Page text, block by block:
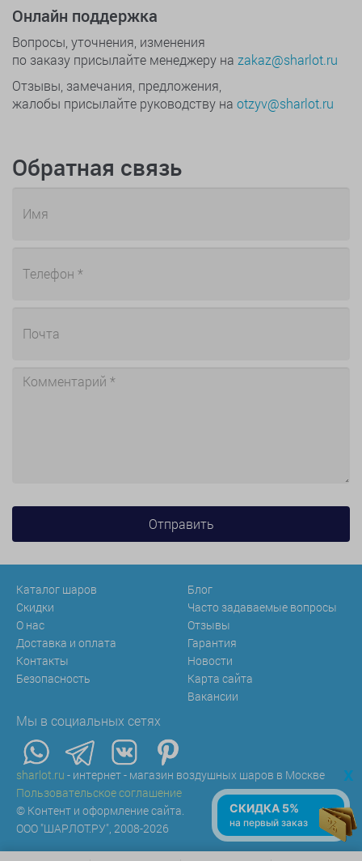
Онлайн поддержка
Вопросы, уточнения, изменения
по заказу присылайте менеджеру на zakaz@sharlot.ru
Отзывы, замечания, предложения,
жалобы присылайте руководству на otzyv@sharlot.ru
Обратная связь
Каталог шаров
Скидки
О нас
Доставка и оплата
Контакты
Безопасность
Блог
Часто задаваемые вопросы
Отзывы
Гарантия
Новости
Карта сайта
Вакансии
Мы в социальных сетях
sharlot.ru - интернет - магазин воздушных шаров в Москве
Пользовательское соглашение
© Контент и оформление сайта.
ООО "ШАРЛОТ.РУ", 2008-2026
x
СКИДКА 5%
на первый заказ